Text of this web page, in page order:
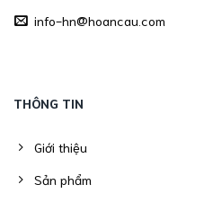
info-hn@hoancau.com
THÔNG TIN
Giới thiệu
Sản phẩm